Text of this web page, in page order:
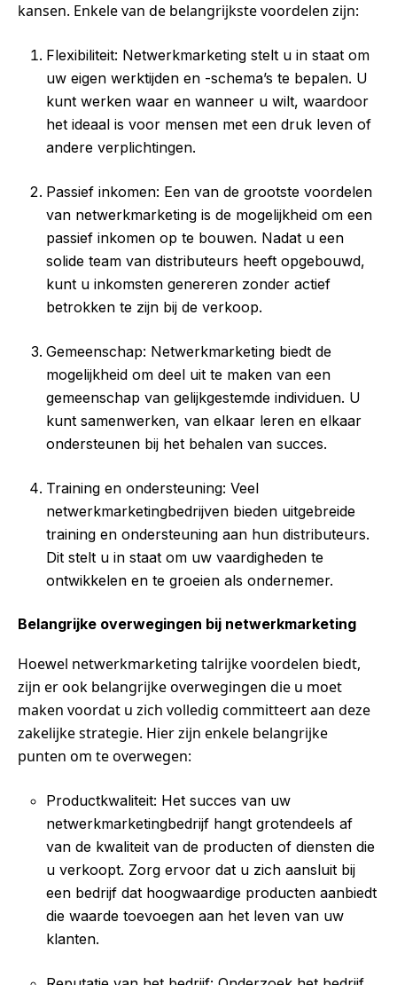
kansen. Enkele van de belangrijkste voordelen zijn:
Flexibiliteit: Netwerkmarketing stelt u in staat om
uw eigen werktijden en -schema’s te bepalen. U
kunt werken waar en wanneer u wilt, waardoor
het ideaal is voor mensen met een druk leven of
andere verplichtingen.
Passief inkomen: Een van de grootste voordelen
van netwerkmarketing is de mogelijkheid om een
passief inkomen op te bouwen. Nadat u een
solide team van distributeurs heeft opgebouwd,
kunt u inkomsten genereren zonder actief
betrokken te zijn bij de verkoop.
Gemeenschap: Netwerkmarketing biedt de
mogelijkheid om deel uit te maken van een
gemeenschap van gelijkgestemde individuen. U
kunt samenwerken, van elkaar leren en elkaar
ondersteunen bij het behalen van succes.
Training en ondersteuning: Veel
netwerkmarketingbedrijven bieden uitgebreide
training en ondersteuning aan hun distributeurs.
Dit stelt u in staat om uw vaardigheden te
ontwikkelen en te groeien als ondernemer.
Belangrijke overwegingen bij netwerkmarketing
Hoewel netwerkmarketing talrijke voordelen biedt,
zijn er ook belangrijke overwegingen die u moet
maken voordat u zich volledig committeert aan deze
zakelijke strategie. Hier zijn enkele belangrijke
punten om te overwegen:
Productkwaliteit: Het succes van uw
netwerkmarketingbedrijf hangt grotendeels af
van de kwaliteit van de producten of diensten die
u verkoopt. Zorg ervoor dat u zich aansluit bij
een bedrijf dat hoogwaardige producten aanbiedt
die waarde toevoegen aan het leven van uw
klanten.